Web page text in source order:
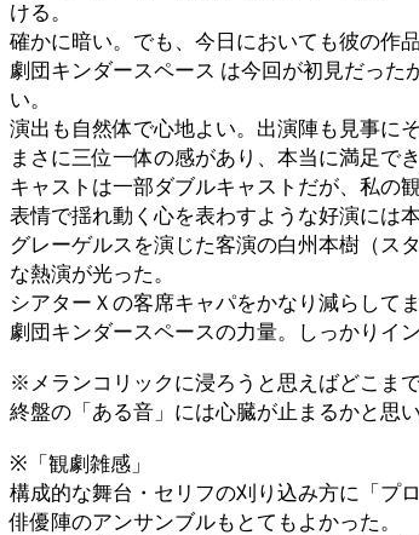
ける。
確かに暗い。でも、今日においても彼の作
劇団キンダースペース は今回が初見だっ
い。
演出も自然体で心地よい。出演陣も見事に
まさに三位一体の感があり、本当に満足でき
キャストは一部ダブルキャストだが、私の
表情で揺れ動く心を表わすような好演には
グレーゲルスを演じた客演の白州本樹（ス
な熱演が光った。
シアターＸの客席キャパをかなり減らして
劇団キンダースペースの力量。しっかりイ
※メランコリックに浸ろうと思えばどこま
終盤の「ある音」には心臓が止まるかと思
※「観劇雑感」
構成的な舞台・セリフの刈り込み方に「プ
俳優陣のアンサンブルもとてもよかった。